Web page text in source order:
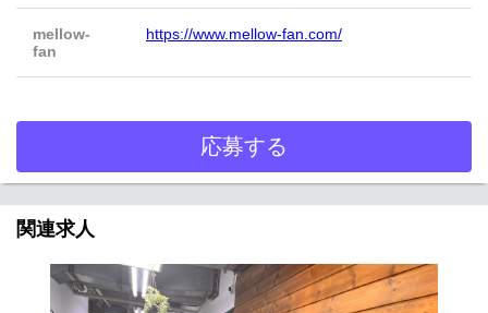
mellow-
fan
https://www.mellow-fan.com/
応募する
関連求人